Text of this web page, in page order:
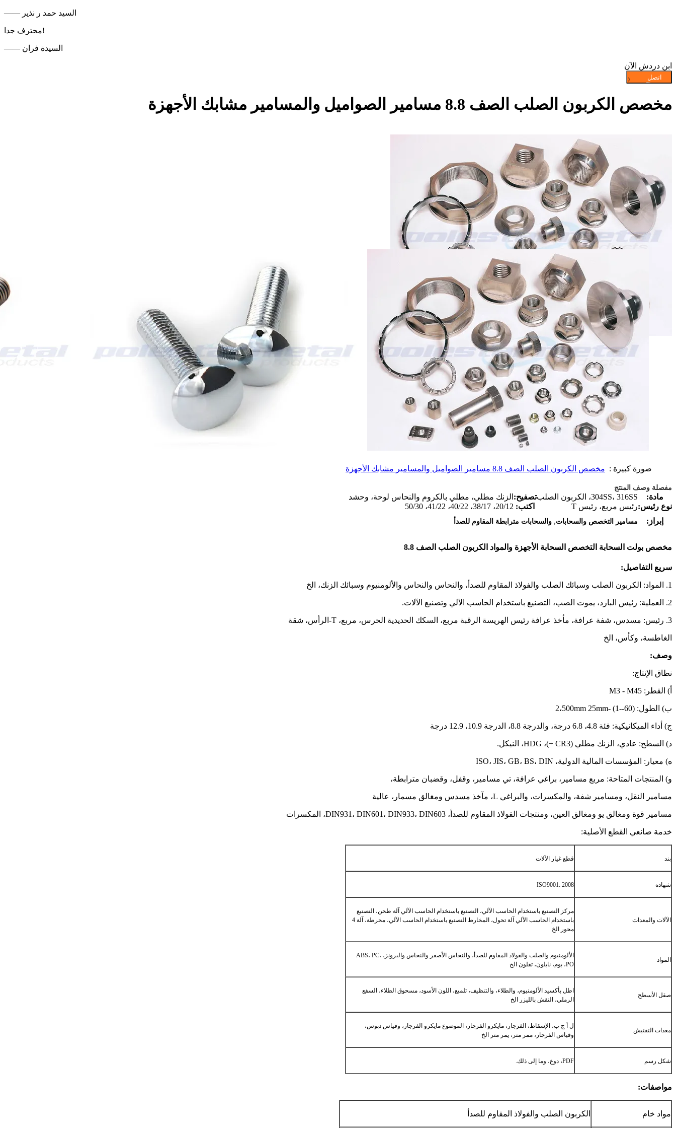
—— السيد حمد ر نذير
محترف جدا!
—— السيدة فران
ابن دردش الآن
مخصص الكربون الصلب الصف 8.8 مسامير الصواميل والمسامير مشابك الأجهزة
صورة كبيرة : مخصص الكربون الصلب الصف 8.8 مسامير الصواميل والمسامير مشابك الأجهزة
مفصلة وصف المنتج
مادة: 304SS، 316SS، الكربون الصلب تصفيح: الزنك مطلي، مطلي بالكروم والنحاس لوحة، وحشد
نوع رئيس:رئيس مربع، رئيس T اكتب: 20/12، 38/17، 40/22، 41/22، 50/30
إبراز:
مسامير التخصص والسحابات, والسحابات مترابطة المقاوم للصدأ
مخصص بولت السحابة التخصص السحابة الأجهزة والمواد الكربون الصلب الصف 8.8
سريع التفاصيل:
1. المواد: الكربون الصلب وسبائك الصلب والفولاذ المقاوم للصدأ، والنحاس والنحاس والألومنيوم وسبائك الزنك، الخ
2. العملية: رئيس البارد، يموت الصب، التصنيع باستخدام الحاسب الآلي وتصنيع الآلات.
3. رئيس: مسدس، شفة عرافة، مأخذ عرافة رئيس الهريسة الرقبة مربع، السكك الحديدية الحرس، مربع، T-الرأس، شقة
الغاطسة، وكأس، الخ
وصف:
نطاق الإنتاج:
أ) القطر: M3 - M45
ب) الطول: 2،500mm 25mm- (1--60)
ج) أداء الميكانيكية: فئة 4.8، 6.8 درجة، والدرجة 8.8، الدرجة 10.9، 12.9 درجة
د) السطح: عادي، الزنك مطلي (CR3 +)، HDG، النيكل.
ه) معيار: المؤسسات المالية الدولية، ISO، JIS، GB، BS، DIN
و) المنتجات المتاحة: مربع مسامير، براغي عرافة، تي مسامير، وقفل، وقضبان مترابطة،
مسامير النقل، ومسامير شفة، والمكسرات، والبراغي L، مآخذ مسدس ومغالق مسمار، عالية
مسامير قوة ومغالق يو ومغالق العين، ومنتجات الفولاذ المقاوم للصدأ، DIN931، DIN601، DIN933، DIN603، المكسرات
خدمة صانعي القطع الأصلية:
بند قطع غيار الآلات
شهادة ISO9001: 2008
الآلات والمعدات
مركز التصنيع باستخدام الحاسب الآلي، التصنيع باستخدام الحاسب الآلي آلة طحن، التصنيع
باستخدام الحاسب الآلي آلة تحول، المخارط التصنيع باستخدام الحاسب الآلي، مخرطة، آلة 4
محور الخ
المواد
الألومنيوم والصلب والفولاذ المقاوم للصدأ، والنحاس الأصفر والنحاس والبرونز، ABS، PC،
PO، بوم، نايلون، تفلون الخ
صقل الأسطح
اطل بأكسيد الألومنيوم، والطلاء، والتنظيف، تلميع، اللون الأسود، مسحوق الطلاء، السفع
الرملي، النقش بالليزر الخ
معدات التفتيش
ل أ ج ب، الإسقاط، الفرجار، مايكرو الفرجار، الموضوع مايكرو الفرجار، وقياس دبوس،
وقياس الفرجار، ممر متر، يمر متر الخ
شكل رسم PDF، دوغ، وما إلى ذلك.
مواصفات:
مواد خام الكربون الصلب والفولاذ المقاوم للصدأ